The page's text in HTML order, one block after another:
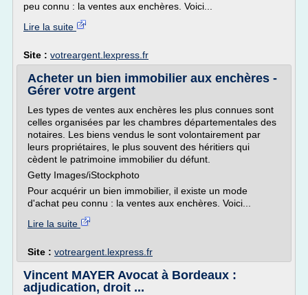
peu connu : la ventes aux enchères. Voici...
Lire la suite
Site : votreargent.lexpress.fr
Acheter un bien immobilier aux enchères -
Gérer votre argent
Les types de ventes aux enchères les plus connues sont
celles organisées par les chambres départementales des
notaires. Les biens vendus le sont volontairement par
leurs propriétaires, le plus souvent des héritiers qui
cèdent le patrimoine immobilier du défunt.
Getty Images/iStockphoto
Pour acquérir un bien immobilier, il existe un mode
d'achat peu connu : la ventes aux enchères. Voici...
Lire la suite
Site : votreargent.lexpress.fr
Vincent MAYER Avocat à Bordeaux :
adjudication, droit ...